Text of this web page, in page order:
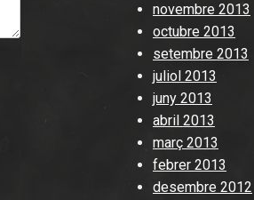
novembre 2013
octubre 2013
setembre 2013
juliol 2013
juny 2013
abril 2013
març 2013
febrer 2013
desembre 2012